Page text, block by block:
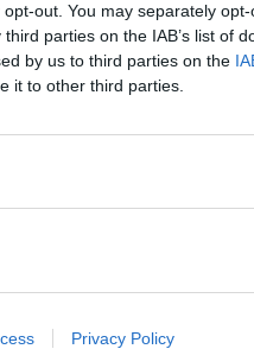
out. You may separately
parties on the IAB’s list of
by us to third parties on the
it to other third parties.
Privacy Policy
alle mafie
metri quadri tra immobili
ben 12 anni, a partire
la gestisce
le risorse genetiche
fino all'Appennino,
di ettari di bosco,
cavalli ‘sanfratello' e